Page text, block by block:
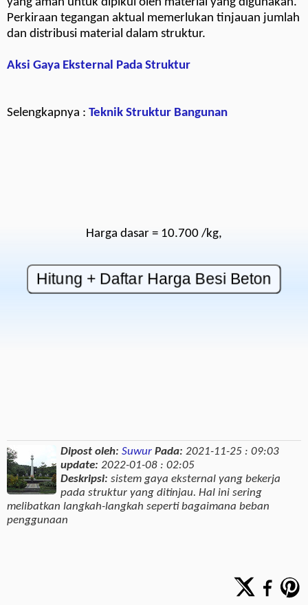
Perkiraan tegangan aktual memerlukan tinjauan jumlah
dan distribusi material dalam struktur.
Aksi Gaya Eksternal Pada Struktur
Selengkapnya : Teknik Struktur Bangunan
Harga dasar = 10.700 /kg,
Dipost oleh: Suwur Pada: 2021-11-25 : 09:03
update: 2022-01-08 : 02:05
Deskripsi:sistem gaya eksternal yang bekerja
pada struktur yang ditinjau. Hal ini sering
melibatkan langkah-langkah seperti bagaimana beban
penggunaan